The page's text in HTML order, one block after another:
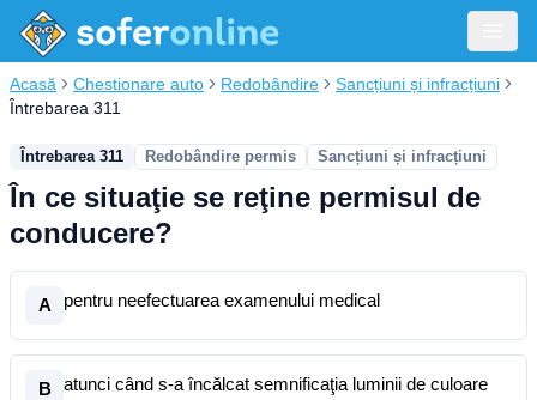
Acasă Chestionare auto Redobândire
Sancțiuni și infracțiuni
Întrebarea 311
Întrebarea 311 Redobândire permis Sancțiuni și infracțiuni
În ce situaţie se reţine permisul de
conducere?
A pentru neefectuarea examenului medical
B
atunci când s-a încălcat semnificaţia luminii de culoare